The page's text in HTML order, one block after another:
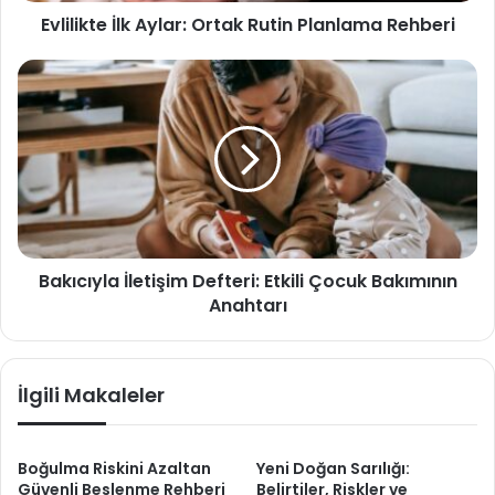
i
r
i
n
i
z
k
A
y
l
a
r
:
O
r
t
P
l
Evlilikte İlk Aylar: Ortak Rutin Planlama Rehberi
B
a
k
ı
c
ı
y
l
a
i
D
e
Bakıcıyla İletişim Defteri: Etkili Çocuk Bakımının
Anahtarı
İlgili Makaleler
Boğulma Riskini Azaltan
Güvenli Beslenme Rehberi
Yeni Doğan Sarılığı:
Belirtiler, Riskler ve